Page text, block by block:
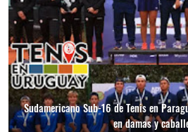
Sudamericano Sub-16 de Tenis en
en damas y